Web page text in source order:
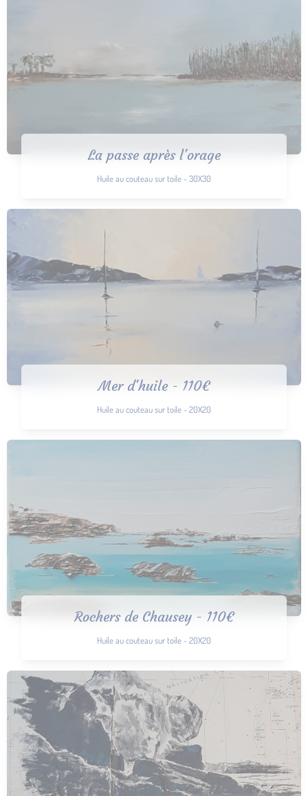
La passe après l'orage
Huile au couteau sur toile - 30X30
Mer d'huile - 110€
Huile au couteau sur toile - 20X20
Rochers de Chausey - 110€
Huile au couteau sur toile - 20X20